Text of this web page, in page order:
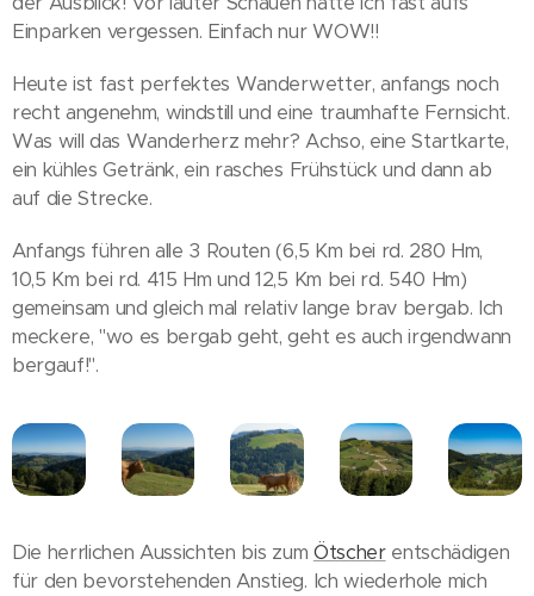
Einparken vergessen. Einfach nur WOW!!
Heute ist fast perfektes Wanderwetter, anfangs noch
recht angenehm, windstill und eine traumhafte Fernsicht.
Was will das Wanderherz mehr? Achso, eine Startkarte,
ein kühles Getränk, ein rasches Frühstück und dann ab
auf die Strecke.
Anfangs führen alle 3 Routen (6,5 Km bei rd. 280 Hm,
10,5 Km bei rd. 415 Hm und 12,5 Km bei rd. 540 Hm)
gemeinsam und gleich mal relativ lange brav bergab. Ich
meckere, "wo es bergab geht, geht es auch irgendwann
bergauf!".
Die herrlichen Aussichten bis zum Ötscherentschädigen
für den bevorstehenden Anstieg. Ich wiederhole mich